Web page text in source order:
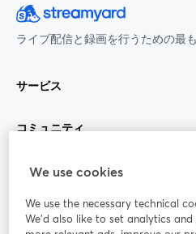
ライブ配信と録画を行うための最
サービス
コミュニティ
StreamYard：
参加する
We use cookies
We use the necessary technical
We'd also like to set analytics